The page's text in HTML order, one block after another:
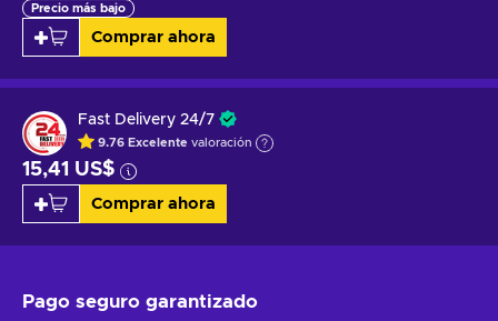
Precio más bajo
Comprar ahora
Fast Delivery 24/7
9.76 Excelente valoración
15,41 US$
Comprar ahora
Pago seguro garantizado